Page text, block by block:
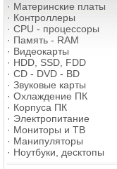
· Материнские платы
· Контроллеры
· CPU - процессоры
· Память - RAM
· Видеокарты
· HDD, SSD, FDD
· CD - DVD - BD
· Звуковые карты
· Охлаждение ПК
· Корпуса ПК
· Электропитание
· Мониторы и ТВ
· Манипуляторы
· Ноутбуки, десктопы